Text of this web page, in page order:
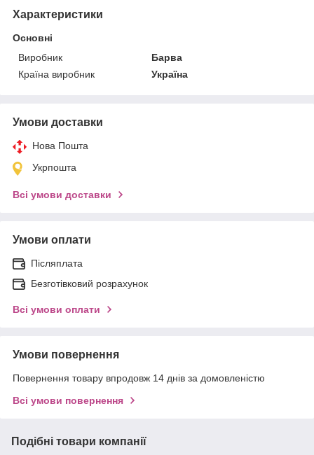
Характеристики
Основні
Виробник
Барва
Країна виробник
Україна
Умови доставки
Нова Пошта
Укрпошта
Всі умови доставки
Умови оплати
Післяплата
Безготівковий розрахунок
Всі умови оплати
Умови повернення
Повернення товару впродовж 14 днів за домовленістю
Всі умови повернення
Подібні товари компанії